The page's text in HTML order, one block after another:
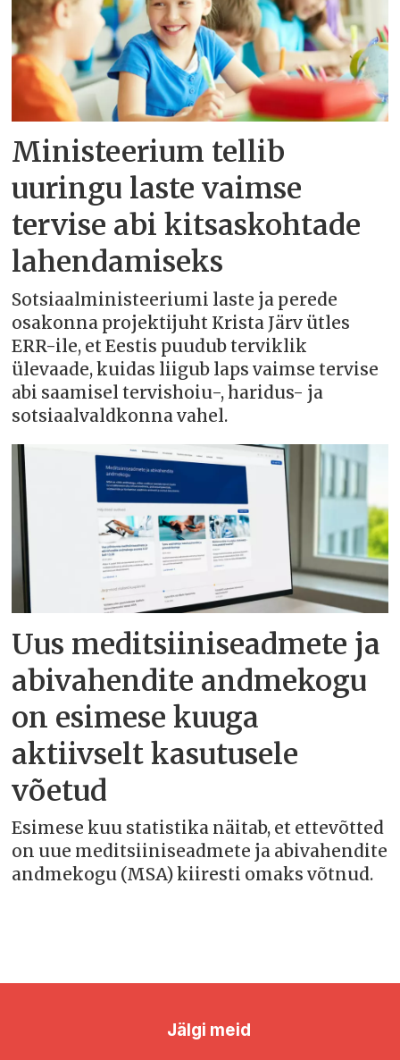
Ministeerium tellib
uuringu laste vaimse
tervise abi kitsaskohtade
lahendamiseks
Sotsiaalministeeriumi laste ja perede
osakonna projektijuht Krista Järv ütles
ERR-ile, et Eestis puudub terviklik
ülevaade, kuidas liigub laps vaimse tervise
abi saamisel tervishoiu-, haridus- ja
sotsiaalvaldkonna vahel.
Uus meditsiiniseadmete ja
abivahendite andmekogu
on esimese kuuga
aktiivselt kasutusele
võetud
Esimese kuu statistika näitab, et ettevõtted
on uue meditsiiniseadmete ja abivahendite
andmekogu (MSA) kiiresti omaks võtnud.
Jälgi meid